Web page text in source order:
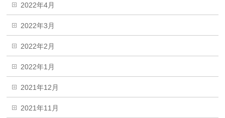
2022年4月
2022年3月
2022年2月
2022年1月
2021年12月
2021年11月